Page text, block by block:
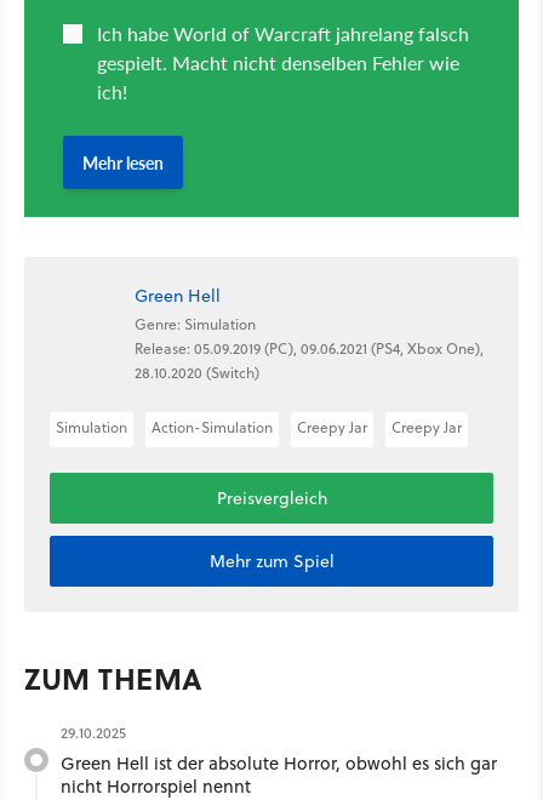
Green Hell
Genre: Simulation
Release: 05.09.2019 (PC), 09.06.2021 (PS4, Xbox One),
28.10.2020 (Switch)
Simulation Action-Simulation Creepy Jar Creepy Jar
Preisvergleich
Mehr zum Spiel
ZUM THEMA
29.10.2025
Green Hell ist der absolute Horror, obwohl es sich gar
nicht Horrorspiel nennt